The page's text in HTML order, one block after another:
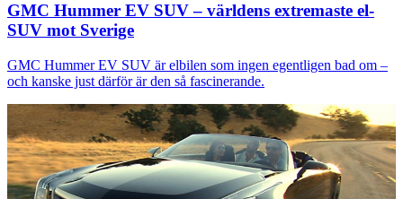
GMC Hummer EV SUV – världens extremaste el-
SUV mot Sverige
GMC Hummer EV SUV är elbilen som ingen egentligen bad om –
och kanske just därför är den så fascinerande.